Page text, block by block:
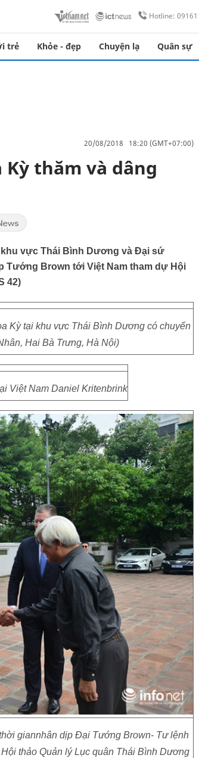
Hotline:
trẻ Khỏe - đẹp Chuyện lạ Quân sự
20/08/2018 18:20 (GMT+07:00)
thăm và dâng
vực Thái Bình Dương và Đại sứ
Tướng Brown tới Việt Nam tham dự Hội
42)
Kỳ tại khu vực Thái Bình Dương có chuyến
Hai Bà Trưng, Hà Nội)
Việt Nam Daniel Kritenbrink
giannhân dịp Đại Tướng Brown- Tư lệnh
thảo Quản lý Lục quân Thái Bình Dương